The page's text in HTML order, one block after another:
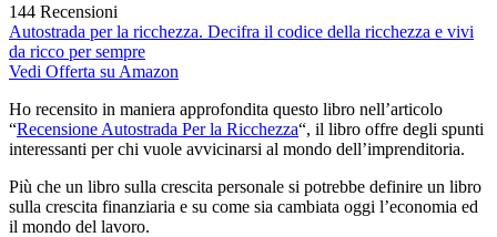
144 Recensioni
Autostrada per la ricchezza. Decifra il codice della ricchezza e vivi
da ricco per sempre
Vedi Offerta su Amazon
Ho recensito in maniera approfondita questo libro nell’articolo
“Recensione Autostrada Per la Ricchezza“, il libro offre degli spunti
interessanti per chi vuole avvicinarsi al mondo dell’imprenditoria.
Più che un libro sulla crescita personale si potrebbe definire un libro
sulla crescita finanziaria e su come sia cambiata oggi l’economia ed
il mondo del lavoro.